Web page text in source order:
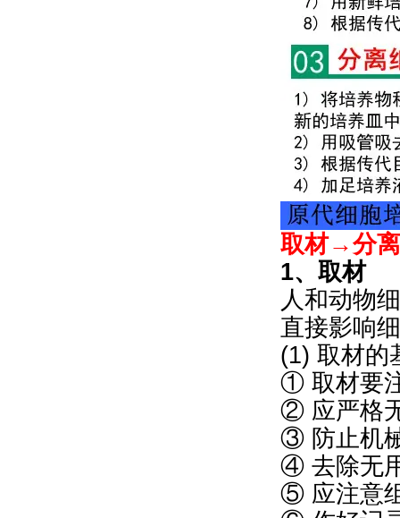
取材→分
1、取材
人和动物
直接影响
(1) 取材的
① 取材要
② 应严格
③ 防止机
④ 去除无
⑤ 应注意